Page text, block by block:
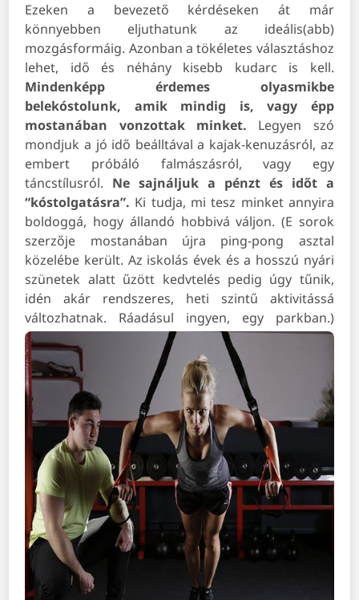
Ezeken a bevezető kérdéseken át már
könnyebben eljuthatunk az ideális(abb)
mozgásformáig. Azonban a tökéletes választáshoz
lehet, idő és néhány kisebb kudarc is kell.
Mindenképp érdemes olyasmikbe
belekóstolunk, amik mindig is, vagy épp
mostanában vonzottak minket. Legyen szó
mondjuk a jó idő beálltával a kajak-kenuzásról, az
embert próbáló falmászásról, vagy egy
táncstílusról. Ne sajnáljuk a pénzt és időt a
“kóstolgatásra”. Ki tudja, mi tesz minket annyira
boldoggá, hogy állandó hobbivá váljon. (E sorok
szerzője mostanában újra ping-pong asztal
közelébe került. Az iskolás évek és a hosszú nyári
szünetek alatt űzött kedvtelés pedig úgy tűnik,
idén akár rendszeres, heti szintű aktivitássá
változhatnak. Ráadásul ingyen, egy parkban.)